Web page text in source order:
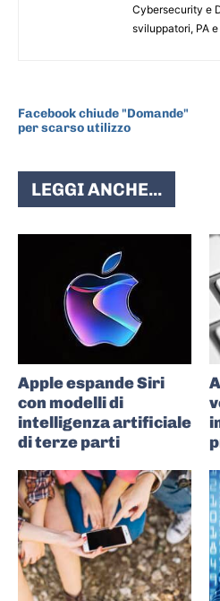
Cybersecurity e
sviluppatori, PA
Facebook chiude "Domande"
per scarso utilizzo
LEGGI ANCHE...
Apple espande Siri
con modelli di
intelligenza artificiale
di terze parti